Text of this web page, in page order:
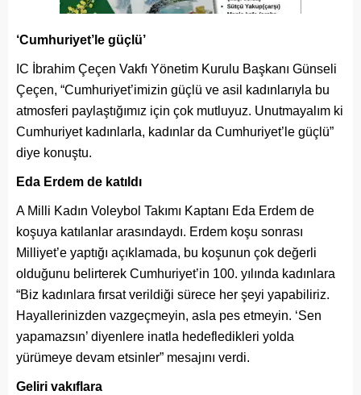
‘Cumhuriyet’le güçlü’
IC İbrahim Çeçen Vakfı Yönetim Kurulu Başkanı Günseli
Çeçen, “Cumhuriyet’imizin güçlü ve asil kadınlarıyla bu
atmosferi paylaştığımız için çok mutluyuz. Unutmayalım ki
Cumhuriyet kadınlarla, kadınlar da Cumhuriyet’le güçlü”
diye konuştu.
Eda Erdem de katıldı
A Milli Kadın Voleybol Takımı Kaptanı Eda Erdem de
koşuya katılanlar arasındaydı. Erdem koşu sonrası
Milliyet’e yaptığı açıklamada, bu koşunun çok değerli
olduğunu belirterek Cumhuriyet’in 100. yılında kadınlara
“Biz kadınlara fırsat verildiği sürece her şeyi yapabiliriz.
Hayallerinizden vazgeçmeyin, asla pes etmeyin. ‘Sen
yapamazsın’ diyenlere inatla hedefledikleri yolda
yürümeye devam etsinler” mesajını verdi.
Geliri vakıflara